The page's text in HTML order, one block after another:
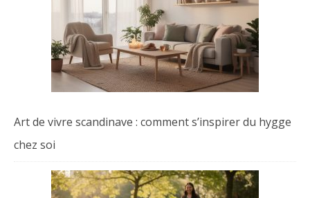
Art de vivre scandinave : comment s’inspirer du hygge
chez soi